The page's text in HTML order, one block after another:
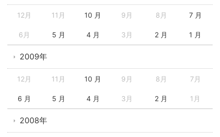
12月 11月 10 月 9月 8月 7 月
6月 5 月 4 月 3月 2 月 1 月
2009年
12月 11月 10 月 9月 8月 7月
6 月 5 月 4 月 3月 2 月 1月
2008年